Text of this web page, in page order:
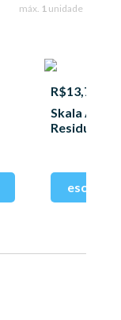
máx. 1 unidade
R$13,75
Skala Anti-
Residuos